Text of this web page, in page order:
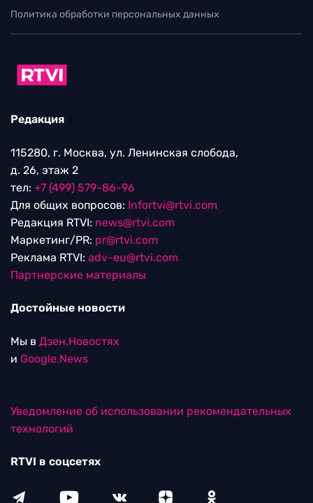
Политика обработки персональных данных
Редакция
115280, г. Москва, ул. Ленинская слобода,
д. 26, этаж 2
тел: +7 (499) 579-86-96
Для общих вопросов: Infortvi@rtvi.com
Редакция RTVI: news@rtvi.com
Маркетинг/PR: pr@rtvi.com
Реклама RTVI: adv-eu@rtvi.com
Партнерские материалы
Достойные новости
Мы в Дзен.Новостях
и Google.News
Уведомление об использовании рекомендательных
технологий
RTVI в соцсетях